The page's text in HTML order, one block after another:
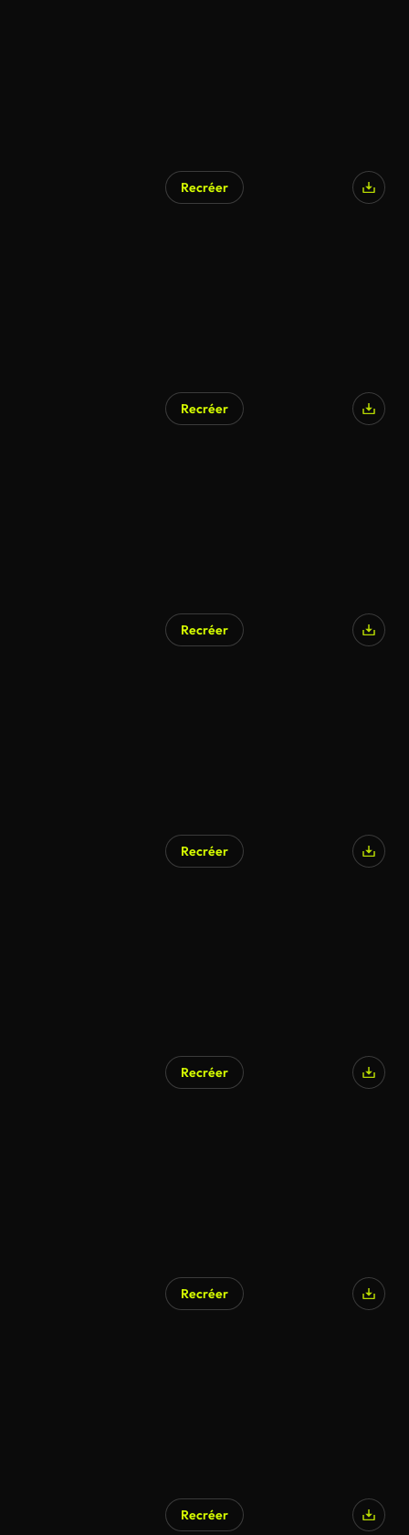
Recréer
Recréer
Recréer
Recréer
Recréer
Recréer
Recréer